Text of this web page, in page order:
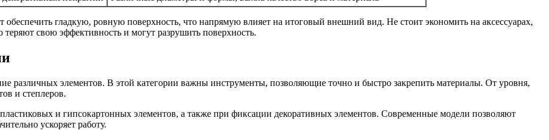
гладкую, ровную поверхность, что напрямую влияет на итоговый внешний вид. Не стоит экономить на аксессуарах,
свою эффективность и могут разрушить поверхность.
различных элементов. В этой категории важны инструменты, позволяющие точно и быстро закрепить материалы. От уровня,
и степлеров.
и гипсокартонных элементов, а также при фиксации декоративных элементов. Современные модели позволяют
ускоряет работу.